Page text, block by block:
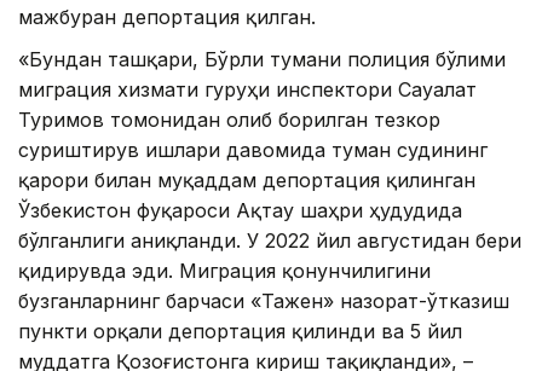
мажбуран депортация қилган.
«Бундан ташқари, Бўрли тумани полиция бўлими
миграция хизмати гуруҳи инспектори Сауалат
Туримов томонидан олиб борилган тезкор
суриштирув ишлари давомида туман судининг
қарори билан муқаддам депортация қилинган
Ўзбекистон фуқароси Ақтау шаҳри ҳудудида
бўлганлиги аниқланди. У 2022 йил августидан бери
қидирувда эди. Миграция қонунчилигини
бузганларнинг барчаси «Тажен» назорат-ўтказиш
пункти орқали депортация қилинди ва 5 йил
муддатга Қозоғистонга кириш тақиқланди», –